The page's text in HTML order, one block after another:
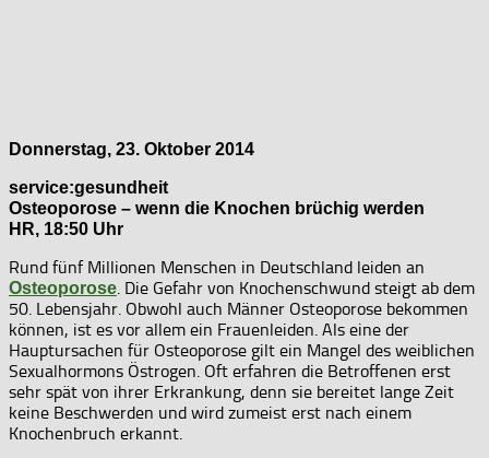
Donnerstag, 23. Oktober 2014
service:gesundheit
Osteoporose – wenn die Knochen brüchig werden
HR, 18:50 Uhr
Rund fünf Millionen Menschen in Deutschland leiden an
Osteoporose. Die Gefahr von Knochenschwund steigt ab dem
50. Lebensjahr. Obwohl auch Männer Osteoporose bekommen
können, ist es vor allem ein Frauenleiden. Als eine der
Hauptursachen für Osteoporose gilt ein Mangel des weiblichen
Sexualhormons Östrogen. Oft erfahren die Betroffenen erst
sehr spät von ihrer Erkrankung, denn sie bereitet lange Zeit
keine Beschwerden und wird zumeist erst nach einem
Knochenbruch erkannt.